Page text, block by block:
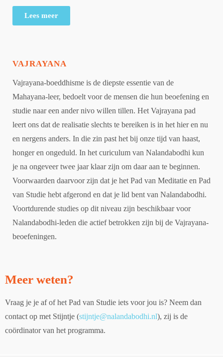
Lees meer
VAJRAYANA
Vajrayana-boeddhisme is de diepste essentie van de
Mahayana-leer, bedoelt voor de mensen die hun beoefening en
studie naar een ander nivo willen tillen. Het Vajrayana pad
leert ons dat de realisatie slechts te bereiken is in het hier en nu
en nergens anders. In die zin past het bij onze tijd van haast,
honger en ongeduld. In het curiculum van Nalandabodhi kun
je na ongeveer twee jaar klaar zijn om daar aan te beginnen.
Voorwaarden daarvoor zijn dat je het Pad van Meditatie en Pad
van Studie hebt afgerond en dat je lid bent van Nalandabodhi.
Voortdurende studies op dit niveau zijn beschikbaar voor
Nalandabodhi-leden die actief betrokken zijn bij de Vajrayana-
beoefeningen.
Meer weten?
Vraag je je af of het Pad van Studie iets voor jou is? Neem dan
contact op met Stijntje (stijntje@nalandabodhi.nl), zij is de
coördinator van het programma.